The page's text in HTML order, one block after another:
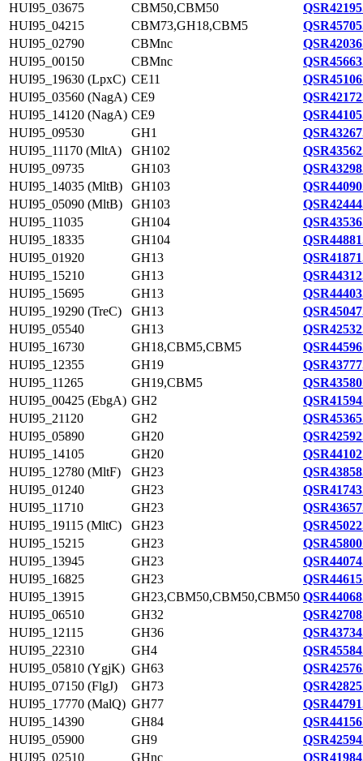
HUI95_03675
CBM50,CBM50
HUI95_04215
CBM73,GH18,CBM5
HUI95_02790
CBMnc
HUI95_00150
CBMnc
HUI95_19630 (LpxC) CE11
HUI95_03560 (NagA) CE9
HUI95_14120 (NagA) CE9
HUI95_09530
GH1
HUI95_11170 (MltA)
GH102
HUI95_09735
GH103
HUI95_14035 (MltB)
GH103
HUI95_05090 (MltB)
GH103
HUI95_11035
GH104
HUI95_18335
GH104
HUI95_01920
GH13
HUI95_15210
GH13
HUI95_15695
GH13
HUI95_19290 (TreC)
GH13
HUI95_05540
GH13
HUI95_16730
GH18,CBM5,CBM5
HUI95_12355
GH19
HUI95_11265
GH19,CBM5
HUI95_00425 (EbgA) GH2
HUI95_21120
GH2
HUI95_05890
GH20
HUI95_14105
GH20
HUI95_12780 (MltF)
GH23
HUI95_01240
GH23
HUI95_11710
GH23
HUI95_19115 (MltC)
GH23
HUI95_15215
GH23
HUI95_13945
GH23
HUI95_16825
GH23
HUI95_13915
GH23,CBM50,CBM50,CBM50
HUI95_06510
GH32
HUI95_12115
GH36
HUI95_22310
GH4
HUI95_05810 (YgjK) GH63
HUI95_07150 (FlgJ)
GH73
HUI95_17770 (MalQ) GH77
HUI95_14390
GH84
HUI95_05900
GH9
HUI95_02510
GHnc